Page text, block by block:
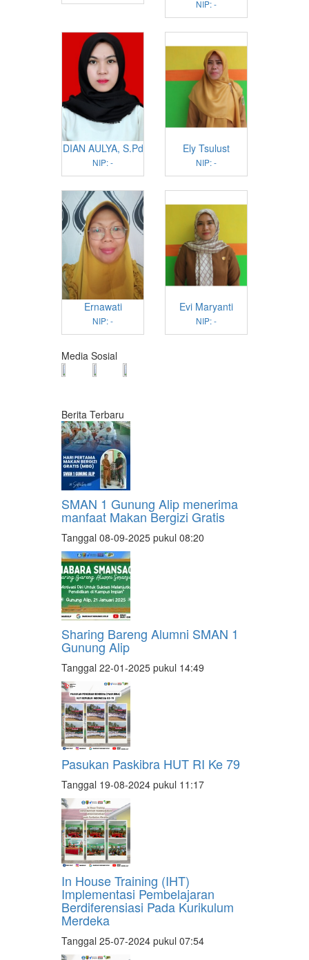
NIP: -
DIAN AULYA, S.Pd
NIP: -
Ely Tsulust
NIP: -
Ernawati
NIP: -
Evi Maryanti
NIP: -
Media Sosial
Berita Terbaru
SMAN 1 Gunung Alip menerima
manfaat Makan Bergizi Gratis
Tanggal 08-09-2025 pukul 08:20
Sharing Bareng Alumni SMAN 1
Gunung Alip
Tanggal 22-01-2025 pukul 14:49
Pasukan Paskibra HUT RI Ke 79
Tanggal 19-08-2024 pukul 11:17
In House Training (IHT)
Implementasi Pembelajaran
Berdiferensiasi Pada Kurikulum
Merdeka
Tanggal 25-07-2024 pukul 07:54